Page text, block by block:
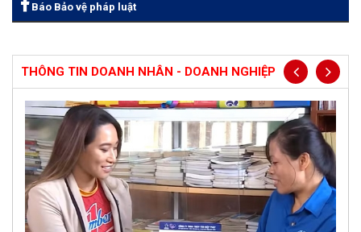
Báo Bảo vệ pháp luật
THÔNG TIN DOANH NHÂN - DOANH NGHIỆP